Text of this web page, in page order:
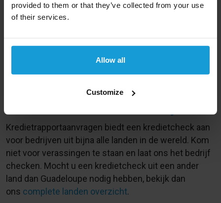
provided to them or that they’ve collected from your use
of their services.
Allow all
Customize
Omdat Guadeloupe een deel van
Het toerisme is een van de belangrijkste
economische sectoren, door middels van
Kredietrapportaanvragen biedt een kredietcheck aan
voor bedrijven uit bijna alle landen in de wereld. Kom
niet voor verassingen te staan en laat ons het bedrijf
checken. Mocht u een kredietcheck uit een ander
land dan Guadeloupe nodig hebben, bekijk dan
ons complete landen overzicht.